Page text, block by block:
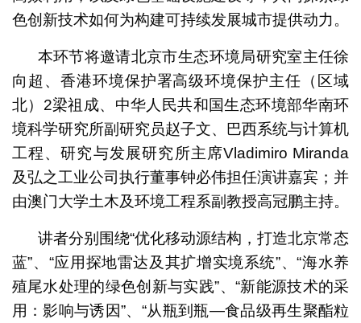
色创新技术如何为构建可持续发展城市提供动力。
本环节将邀请北京市生态环境局研究室主任徐
向超、香港环境保护署高级环境保护主任（区域
北）2梁祖成、中华人民共和国生态环境部华南环
境科学研究所副研究员赵子文、巴西系统与计算机
工程、研究与发展研究所主席Vladimiro Miranda
及弘之工业公司执行董事钟必伟担任演讲嘉宾；并
由澳门大学土木及环境工程系副教授高冠鹏主持。
讲者分别围绕“优化移动源结构，打造北京常态
蓝”、“应用探地雷达及其扩增实境系统”、“海水养
殖尾水处理的绿色创新与实践”、“新能源技术的采
用：影响与诱因”、“从瓶到瓶—食品级再生聚酯粒